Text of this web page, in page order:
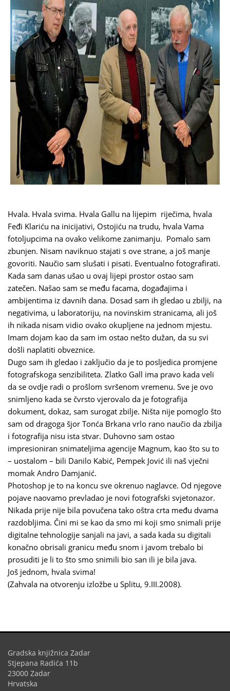
Hvala. Hvala svima. Hvala Gallu na lijepim riječima, hvala
Feđi Klariću na inicijativi, Ostojiću na trudu, hvala Vama
fotoljupcima na ovako velikome zanimanju. Pomalo sam
zbunjen. Nisam naviknuo stajati s ove strane, a još manje
govoriti. Naučio sam slušati i pisati. Eventualno fotografirati.
Kada sam danas ušao u ovaj lijepi prostor ostao sam
zatečen. Našao sam se među facama, događajima i
ambijentima iz davnih dana. Dosad sam ih gledao u zbilji, na
negativima, u laboratoriju, na novinskim stranicama, ali još
ih nikada nisam vidio ovako okupljene na jednom mjestu.
Imam dojam kao da sam im ostao nešto dužan, da su svi
došli naplatiti obveznice.
Dugo sam ih gledao i zaključio da je to posljedica promjene
fotografskoga senzibiliteta. Zlatko Gall ima pravo kada veli
da se ovdje radi o prošlom svršenom vremenu. Sve je ovo
snimljeno kada se čvrsto vjerovalo da je fotografija
dokument, dokaz, sam surogat zbilje. Ništa nije pomoglo što
sam od dragoga šjor Tonća Brkana vrlo rano naučio da zbilja
i fotografija nisu ista stvar. Duhovno sam ostao
impresioniran snimateljima agencije Magnum, kao što su to
– uostalom – bili Danilo Kabić, Pempek Jović ili naš vječni
momak Andro Damjanić.
Photoshop je to na koncu sve okrenuo naglavce. Od njegove
pojave naovamo prevladao je novi fotografski svjetonazor.
Nikada prije nije bila povučena tako oštra crta među dvama
razdobljima. Čini mi se kao da smo mi koji smo snimali prije
digitalne tehnologije sanjali na javi, a sada kada su digitali
konačno obrisali granicu među snom i javom trebalo bi
prosuditi je li to što smo snimili bio san ili je bila java.
Još jednom, hvala svima!
(Zahvala na otvorenju izložbe u Splitu, 9.III.2008).
Gradska knjižnica Zadar
Stjepana Radića 11b
23000 Zadar
Hrvatska